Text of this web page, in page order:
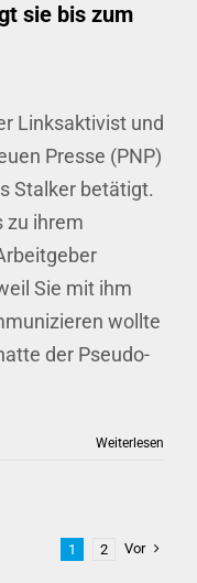
sie bis zum
Linksaktivist und
Presse (PNP)
Stalker betätigt.
zu ihrem
Sie mit ihm
wollte
der Pseudo-
Weiterlesen
1 2 Vor